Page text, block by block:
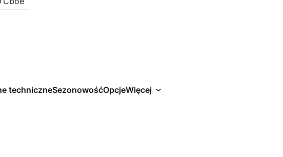
techniczneSezonowośćOpcjeWięcej